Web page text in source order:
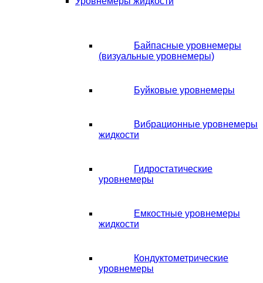
Байпасные уровнемеры
(визуальные уровнемеры)
Буйковые уровнемеры
Вибрационные уровнемеры
жидкости
Гидростатические
уровнемеры
Емкостные уровнемеры
жидкости
Кондуктометрические
уровнемеры